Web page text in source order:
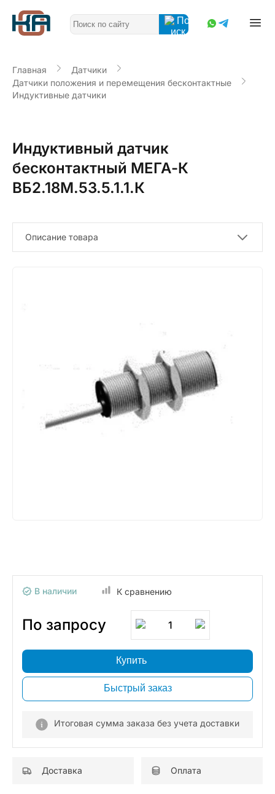
Главная
Датчики
Датчики положения и перемещения бесконтактные
Индуктивные датчики
Индуктивный датчик
бесконтактный МЕГА-К
ВБ2.18М.53.5.1.1.К
Описание товара
В наличии К сравнению
По запросу 1
Купить
Быстрый заказ
Итоговая сумма заказа без учета доставки
Доставка Оплата